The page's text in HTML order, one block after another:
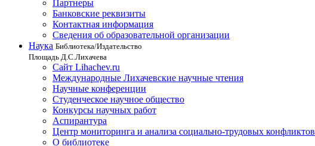
Партнеры
Банковские реквизиты
Контактная информация
Сведения об образовательной организации
Наука Библиотека/Издательство
Площадь Д.С.Лихачева
Сайт Lihachev.ru
Международные Лихачевские научные чтения
Научные конференции
Студенческое научное общество
Конкурсы научных работ
Аспирантура
Центр мониторинга и анализа социально-трудовых конфликтов
О библиотеке